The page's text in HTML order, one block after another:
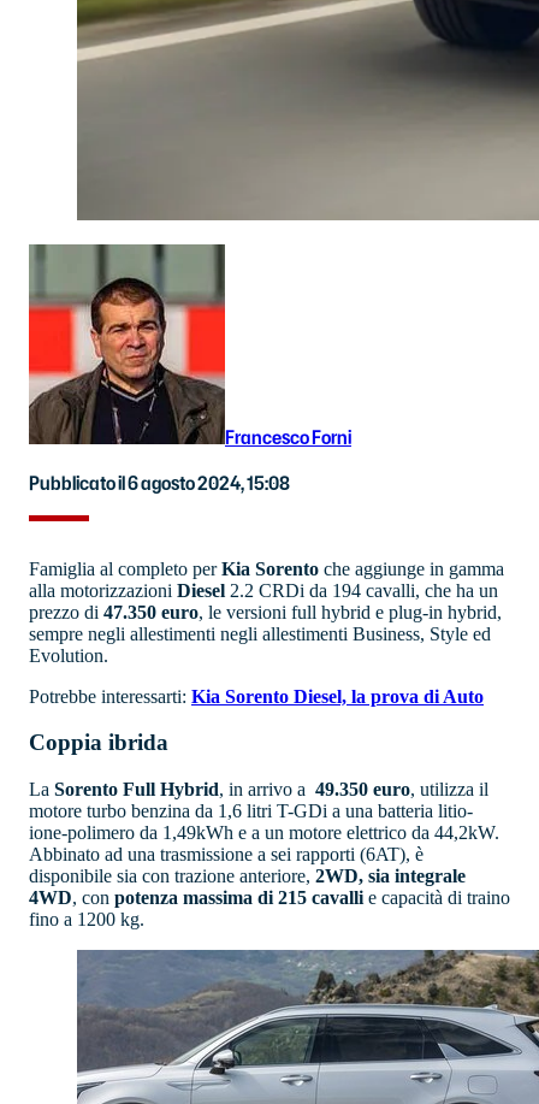
Francesco Forni
Pubblicato il 6 agosto 2024, 15:08
Famiglia al completo perKia Sorento che aggiunge in gamma
alla motorizzazioni Diesel 2.2 CRDi da 194 cavalli, che ha un
prezzo di 47.350 euro, le versioni full hybrid e plug-in hybrid,
sempre negli allestimenti negli allestimenti Business, Style ed
Evolution.
Potrebbe interessarti: Kia Sorento Diesel, la prova di Auto
Coppia ibrida
La Sorento Full Hybrid, in arrivo a 49.350 euro, utilizza il
motore turbo benzina da 1,6 litri T-GDi a una batteria litio-
ione-polimero da 1,49kWh e a un motore elettrico da 44,2kW.
Abbinato ad una trasmissione a sei rapporti (6AT), è
disponibile sia con trazione anteriore, 2WD, sia integrale
4WD, con potenza massima di 215 cavalli e capacità di traino
fino a 1200 kg.